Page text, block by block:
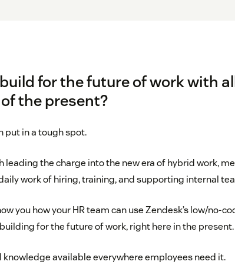
for the future of work with
the present?
put in a tough spot.
leading the charge into the new era of hybrid work,
work of hiring, training, and supporting internal
you how your HR team can use Zendesk’s low/no-
for the future of work, right here in the present.
available everywhere employees need it.